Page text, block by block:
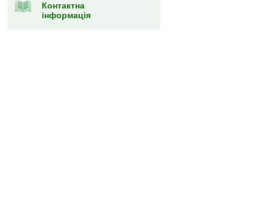
Контактна
інформація